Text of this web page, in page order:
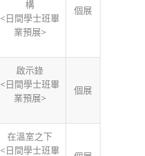
構
<日間學士班畢
業預展>
個展
啟示錄
<日間學士班畢
業預展>
個展
在溫室之下
<日間學士班畢